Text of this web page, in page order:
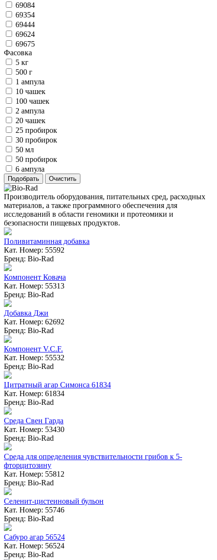
69084
69354
69444
69624
69675
Фасовка
5 кг
500 г
1 ампула
10 чашек
100 чашек
2 ампула
20 чашек
25 пробирок
30 пробирок
50 мл
50 пробирок
6 ампула
Производитель оборудования, питательных сред, расходных
материалов, а также программного обеспечения для
исследований в области геномики и протеомики и
безопасности пищевых продуктов.
Поливитаминная добавка
Кат. Номер: 55592
Бренд: Bio-Rad
Компонент Ковача
Кат. Номер: 55313
Бренд: Bio-Rad
Добавка Джи
Кат. Номер: 62692
Бренд: Bio-Rad
Компонент V.C.F.
Кат. Номер: 55532
Бренд: Bio-Rad
Цитратный агар Симонса 61834
Кат. Номер: 61834
Бренд: Bio-Rad
Среда Свен Гарда
Кат. Номер: 53430
Бренд: Bio-Rad
Среда для определения чувствительности грибов к 5-
фторцитозину
Кат. Номер: 55812
Бренд: Bio-Rad
Селенит-цистеиновый бульон
Кат. Номер: 55746
Бренд: Bio-Rad
Сабуро агар 56524
Кат. Номер: 56524
Бренд: Bio-Rad